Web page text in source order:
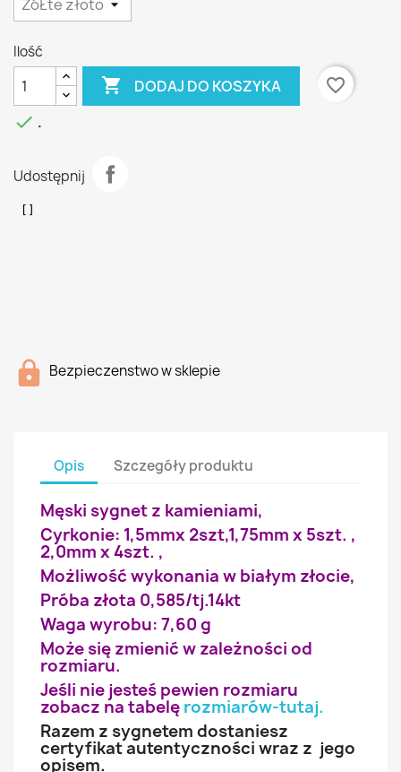
Ilość
 DODAJ DO KOSZYKA
favorite_border
 .
Udostępnij
Bezpieczenstwo w sklepie
Opis Szczegóły produktu
Męski sygnet z kamieniami,
Cyrkonie: 1,5mmx 2szt,1,75mm x 5szt. ,
2,0mm x 4szt. ,
Możliwość wykonania w białym złocie,
Próba złota 0,585/tj.14kt
Waga wyrobu: 7,60 g
Może się zmienić w zależności od
rozmiaru.
Jeśli nie jesteś pewien rozmiaru
zobacz na tabelę rozmiarów-tutaj.
Razem z sygnetem dostaniesz
certyfikat autentyczności wraz z jego
opisem.